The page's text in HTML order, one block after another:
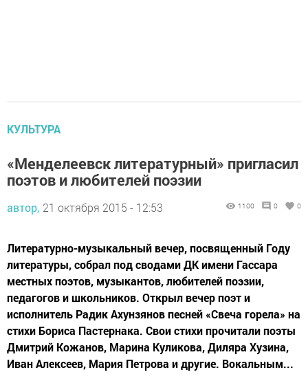
КУЛЬТУРА
«Менделеевск литературный» пригласил
поэтов и любителей поэзии
автор, 21 октября 2015 - 12:53 1100 0 0
Литературно-музыкальный вечер, посвященный Году
литературы, собрал под сводами ДК имени Гассара
местных поэтов, музыкантов, любителей поэзии,
педагогов и школьников. Открыл вечер поэт и
исполнитель Радик Ахунзянов песней «Свеча горела» на
стихи Бориса Пастернака. Свои стихи прочитали поэты
Дмитрий Кожанов, Марина Куликова, Диляра Хузина,
Иван Алексеев, Мария Петрова и другие. Вокальным...